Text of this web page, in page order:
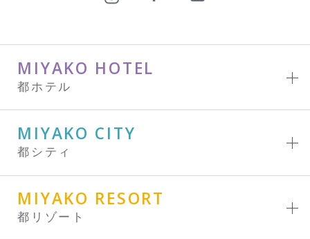
MIYAKO HOTEL
都ホテル
MIYAKO CITY
都シティ
MIYAKO RESORT
都リゾート